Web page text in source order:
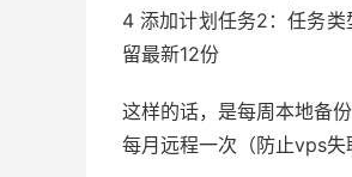
4 添加计划任务2：任务
留最新12份
这样的话，是每周本地备
每月远程一次（防止vps失